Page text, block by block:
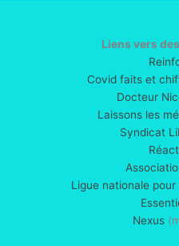
Liens vers
Covid faits et
Docteur
Laissons les
Syndicat
Ligue nationale
Nexus